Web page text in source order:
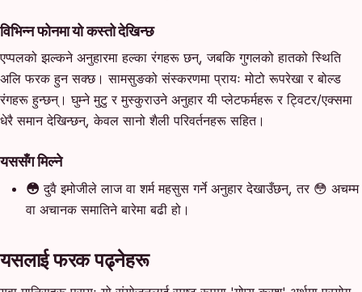
विभिन्न फोनमा यो कस्तो देखिन्छ
एप्पलको झल्कने अनुहारमा हल्का रंगहरू छन्, जबकि गुगलको हातको स्थिति
अलि फरक हुन सक्छ। सामसुङको संस्करणमा प्रायः मोटो रूपरेखा र बोल्ड
रंगहरू हुन्छन्। घुम्ने मुटु र मुस्कुराउने अनुहार यी प्लेटफर्महरू र ट्विटर/एक्समा
धेरै समान देखिन्छन्, केवल सानो शैली परिवर्तनहरू सहित।
यससँग मिल्ने
😳 दुवै इमोजीले लाज वा शर्म महसुस गर्ने अनुहार देखाउँछन्, तर 😳 अचम्म
वा अचानक समातिने बारेमा बढी हो।
यसलाई फरक पढ्नेहरू